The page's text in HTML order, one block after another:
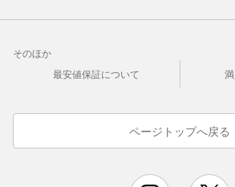
そのほか
最安値保証について
ページトップへ戻る